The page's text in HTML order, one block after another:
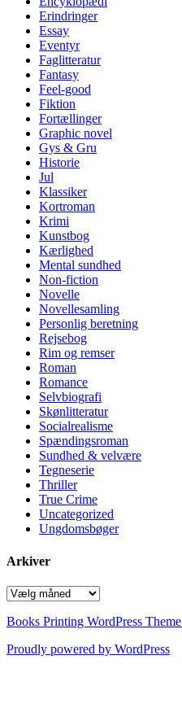
Erindringer
Essay
Eventyr
Faglitteratur
Fantasy
Feel-good
Fiktion
Fortællinger
Graphic novel
Gys & Gru
Historie
Jul
Klassiker
Kortroman
Krimi
Kunstbog
Kærlighed
Mental sundhed
Non-fiction
Novelle
Novellesamling
Personlig beretning
Rejsebog
Rim og remser
Roman
Romance
Selvbiografi
Skønlitteratur
Socialrealisme
Spændingsroman
Sundhed & velvære
Tegneserie
Thriller
True Crime
Uncategorized
Ungdomsbøger
Arkiver
Arkiver
Books Printing WordPress Theme
Proudly powered by WordPress